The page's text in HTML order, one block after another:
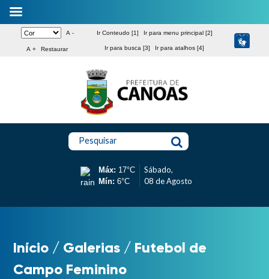
A -
A + Restaurar
Ir Conteudo [1] Ir para menu principal [2]
Ir para busca [3] Ir para atalhos [4]
Pesquisar
Máx: 17°C
Mín: 6°C
Sábado,
08 de Agosto
Início / Galerias / Futebol de
Campo Feminino